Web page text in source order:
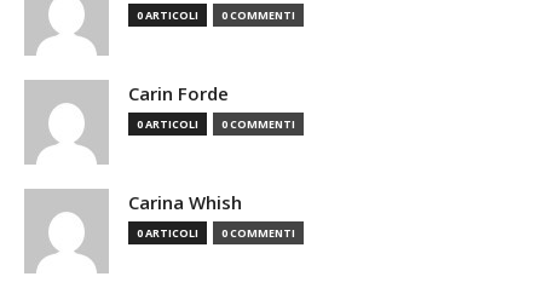
0 ARTICOLI 0 COMMENTI
Carin Forde
0 ARTICOLI 0 COMMENTI
Carina Whish
0 ARTICOLI 0 COMMENTI